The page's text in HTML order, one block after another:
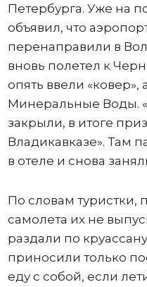
Петербурга. Уже на
объявил, что
перенаправили в
вновь полетел к
опять ввели «ковер»,
Минеральные Воды.
закрыли, в итоге
Владикавказе». Там
в отеле и снова
По словам туристки,
самолета их не
раздали по
приносили только
еду с собой, если